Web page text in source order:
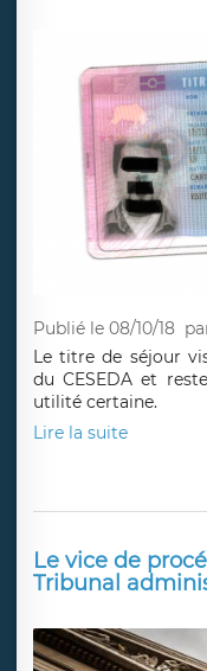
Publié le 08/10/18
Le titre de séjour
du CESEDA et
utilité certaine.
Lire la suite
Le vice de
Tribunal